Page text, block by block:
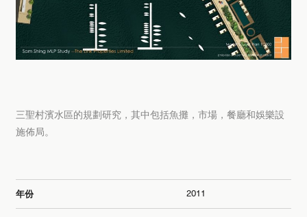
三聖村濱水區的規劃研究，其中包括魚攤，市場，餐廳和娛樂設
施佈局。
年份 2011